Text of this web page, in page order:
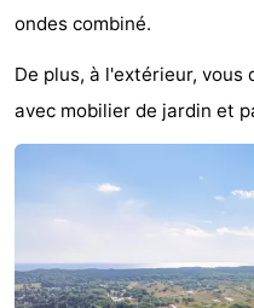
Ginsterveld
-
Julianahoeve
-
Zélande
Resort
-
ondes combiné.
De plus, à l'extérieur,
avec mobilier de jardin et